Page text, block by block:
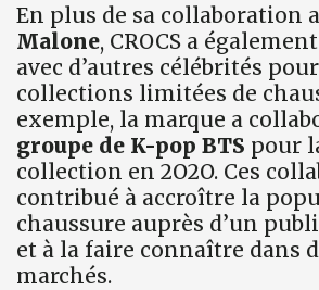
En plus de sa collaboration
Malone, CROCS a
avec d’autres célébrités
collections limitées de
exemple, la marque a
groupe de K-pop BTS pour
collection en 2O2O. Ces
contribué à accroître la
chaussure auprès d’un
et à la faire connaître dans
marchés.